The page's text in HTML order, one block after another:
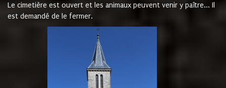
Le cimetière est ouvert et les animaux peuvent venir y paître... Il
est demandé de le fermer.